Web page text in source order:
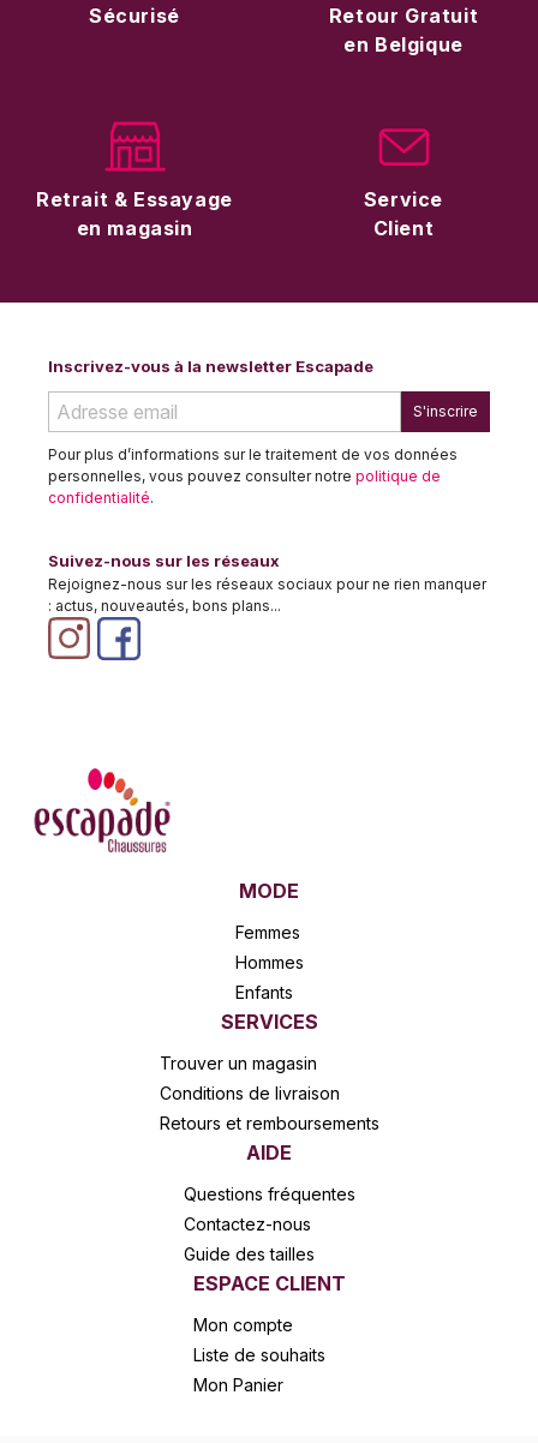
Sécurisé
Retour Gratuit
en Belgique
Retrait & Essayage
en magasin
Service
Client
Inscrivez-vous à la newsletter Escapade
S'inscrire
Pour plus d’informations sur le traitement de vos données
personnelles, vous pouvez consulter notre politique de
confidentialité.
Suivez-nous sur les réseaux
Rejoignez-nous sur les réseaux sociaux pour ne rien manquer
: actus, nouveautés, bons plans...
MODE
Femmes
Hommes
Enfants
SERVICES
Trouver un magasin
Conditions de livraison
Retours et remboursements
AIDE
Questions fréquentes
Contactez-nous
Guide des tailles
ESPACE CLIENT
Mon compte
Liste de souhaits
Mon Panier